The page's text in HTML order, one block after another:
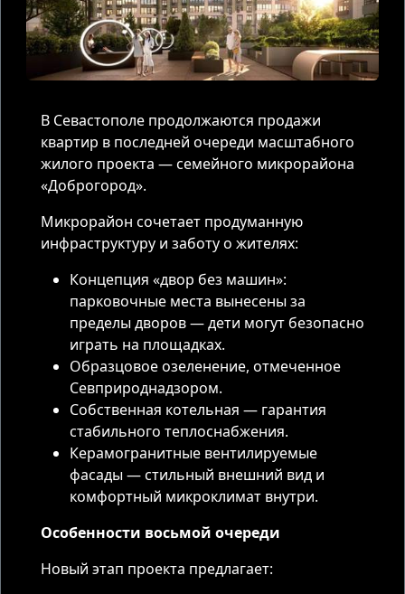
В Севастополе продолжаются продажи
квартир в последней очереди масштабного
жилого проекта — семейного микрорайона
«Доброгород».
Микрорайон сочетает продуманную
инфраструктуру и заботу о жителях:
Концепция «двор без машин»:
парковочные места вынесены за
пределы дворов — дети могут безопасно
играть на площадках.
Образцовое озеленение, отмеченное
Севприроднадзором.
Собственная котельная — гарантия
стабильного теплоснабжения.
Керамогранитные вентилируемые
фасады — стильный внешний вид и
комфортный микроклимат внутри.
Особенности восьмой очереди
Новый этап проекта предлагает: